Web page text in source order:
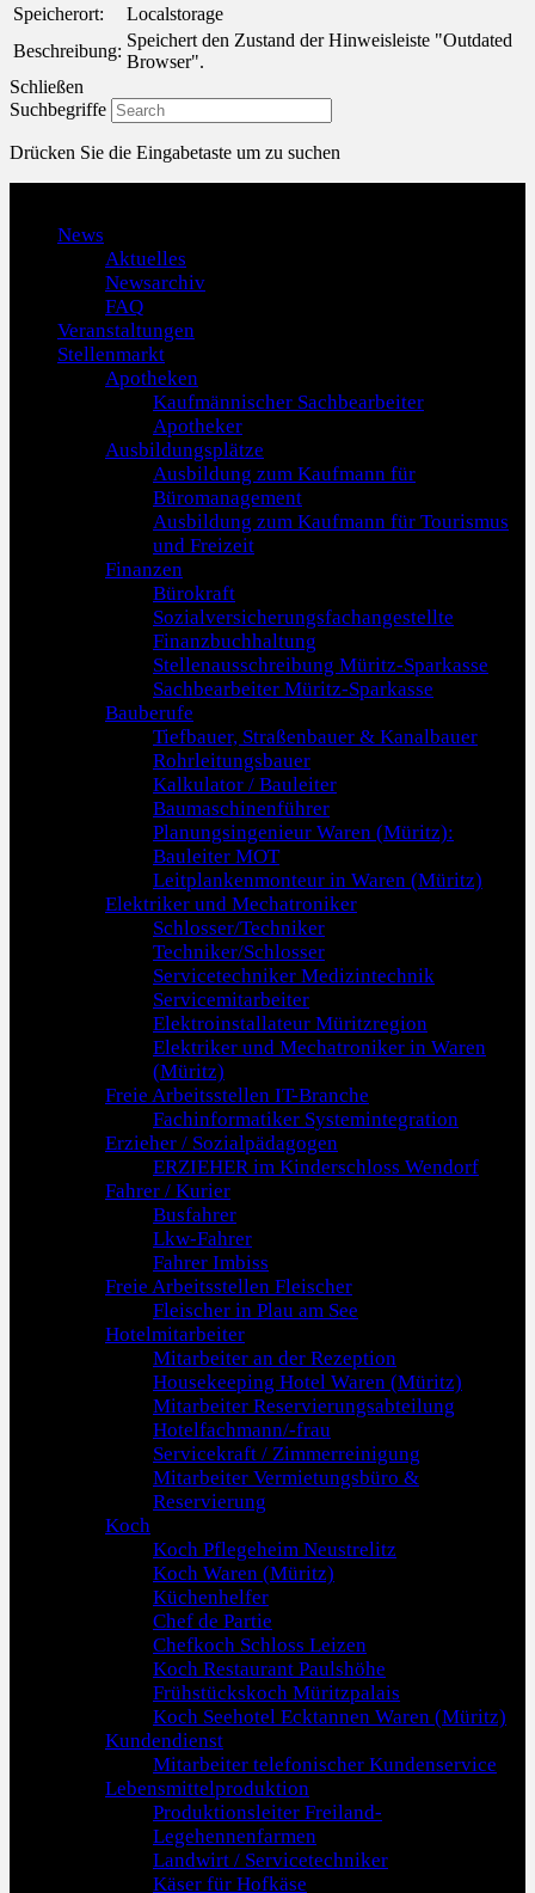
Speicherort:
Localstorage
Beschreibung:
Speichert den Zustand der Hinweisleiste "Outdated
Browser".
Schließen
Suchbegriffe
Drücken Sie die Eingabetaste um zu suchen
News
Aktuelles
Newsarchiv
FAQ
Veranstaltungen
Stellenmarkt
Apotheken
Kaufmännischer Sachbearbeiter
Apotheker
Ausbildungsplätze
Ausbildung zum Kaufmann für
Büromanagement
Ausbildung zum Kaufmann für Tourismus
und Freizeit
Finanzen
Bürokraft
Sozialversicherungsfachangestellte
Finanzbuchhaltung
Stellenausschreibung Müritz-Sparkasse
Sachbearbeiter Müritz-Sparkasse
Bauberufe
Tiefbauer, Straßenbauer & Kanalbauer
Rohrleitungsbauer
Kalkulator / Bauleiter
Baumaschinenführer
Planungsingenieur Waren (Müritz):
Bauleiter MOT
Leitplankenmonteur in Waren (Müritz)
Elektriker und Mechatroniker
Schlosser/Techniker
Techniker/Schlosser
Servicetechniker Medizintechnik
Servicemitarbeiter
Elektroinstallateur Müritzregion
Elektriker und Mechatroniker in Waren
(Müritz)
Freie Arbeitsstellen IT-Branche
Fachinformatiker Systemintegration
Erzieher / Sozialpädagogen
ERZIEHER im Kinderschloss Wendorf
Fahrer / Kurier
Busfahrer
Lkw-Fahrer
Fahrer Imbiss
Freie Arbeitsstellen Fleischer
Fleischer in Plau am See
Hotelmitarbeiter
Mitarbeiter an der Rezeption
Housekeeping Hotel Waren (Müritz)
Mitarbeiter Reservierungsabteilung
Hotelfachmann/-frau
Servicekraft / Zimmerreinigung
Mitarbeiter Vermietungsbüro &
Reservierung
Koch
Koch Pflegeheim Neustrelitz
Koch Waren (Müritz)
Küchenhelfer
Chef de Partie
Chefkoch Schloss Leizen
Koch Restaurant Paulshöhe
Frühstückskoch Müritzpalais
Koch Seehotel Ecktannen Waren (Müritz)
Kundendienst
Mitarbeiter telefonischer Kundenservice
Lebensmittelproduktion
Produktionsleiter Freiland-
Legehennenfarmen
Landwirt / Servicetechniker
Käser für Hofkäse